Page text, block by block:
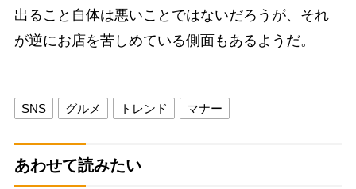
出ること自体は悪いことではないだろうが、それ
が逆にお店を苦しめている側面もあるようだ。
SNS グルメ トレンド マナー
あわせて読みたい